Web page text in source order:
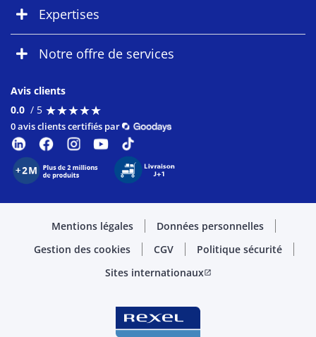
Expertises
Notre offre de services
Avis clients
0.0 / 5 ★★★★★
★★★★★
0 avis clients certifiés par
Mentions légales
Données personnelles
Gestion des cookies
CGV
Politique sécurité
Sites internationauxopen_in_new